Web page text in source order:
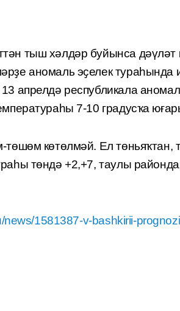
тыш хәлдәр буйынса дәүләт
аномаль эҫелек тураһында
апрелдә республикала
7-10 градусҡа
көтөлмәй. Ел төньяҡтан,
төндә +2,+7, таулы
news/1581387-v-bashkirii-